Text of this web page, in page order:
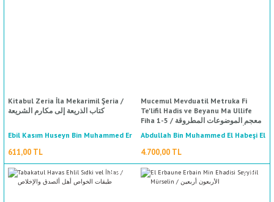
Kitabul Zeria İla Mekarimil Şeria /
كتاب الذريعة إلى مكارم الشريعة
Ebil Kasım Huseyn Bin Muhammed Er
Ragıb El İsfehani / أبي القاسم الحسين
بن محمد الراغب الأصفهاني
611,00 TL
Mucemul Mevduatil Metruka Fi
Te'lifil Hadis ve Beyanu Ma Ullife
Fiha 1-5 / معجم الموضوعات المطروقة
Abdullah Bin Muhammed El Habeşi El
Yemani / عبد الله بن محمد الحبشي
اليماني
4.700,00 TL